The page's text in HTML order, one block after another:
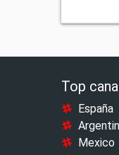
Top
España
Mexico